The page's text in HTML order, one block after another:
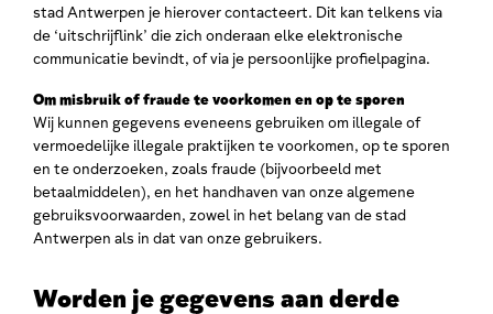
stad Antwerpen je hierover contacteert. Dit kan telkens via
de ‘uitschrijflink’ die zich onderaan elke elektronische
communicatie bevindt, of via je persoonlijke profielpagina.
Om misbruik of fraude te voorkomen en op te sporen
Wij kunnen gegevens eveneens gebruiken om illegale of
vermoedelijke illegale praktijken te voorkomen, op te sporen
en te onderzoeken, zoals fraude (bijvoorbeeld met
betaalmiddelen), en het handhaven van onze algemene
gebruiksvoorwaarden, zowel in het belang van de stad
Antwerpen als in dat van onze gebruikers.
Worden je gegevens aan derde